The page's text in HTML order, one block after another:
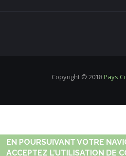
Copyright © 2018Pays
EN POURSUIVANT VOTRE
ACCEPTEZ L’UTILISATION DE